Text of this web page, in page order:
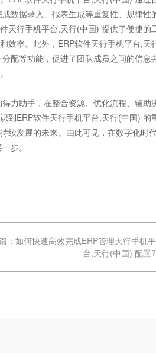
数据录入、报表生成等重复性、规律性
天行手机平台,天行(中国) 提供了便捷的
效率。此外，ERP软件天行手机平台,天
配等功能，促进了团队成员之间的信息
力助手，在整合资源、优化流程、辅助
到ERP软件天行手机平台,天行(中国) 的
续发展的未来。由此可见，在数字化时代
步。
： 如何快速高效完成ERP管理天行手机平
台,天行(中国) 配置?